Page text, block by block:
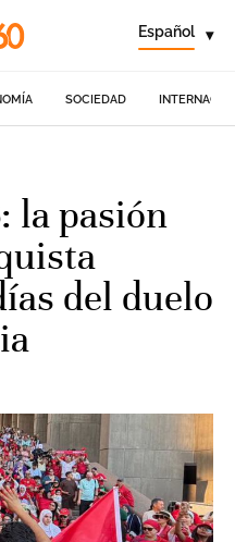
Español ▾
SOCIEDAD
la pasión
del duelo